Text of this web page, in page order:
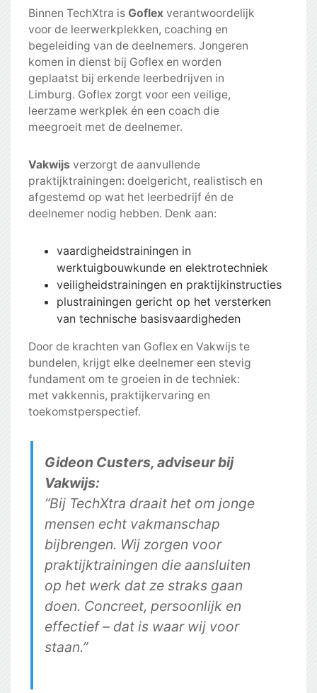
Binnen TechXtra is Goflexverantwoordelijk
voor de leerwerkplekken, coaching en
begeleiding van de deelnemers. Jongeren
komen in dienst bij Goflex en worden
geplaatst bij erkende leerbedrijven in
Limburg. Goflex zorgt voor een veilige,
leerzame werkplek én een coach die
meegroeit met de deelnemer.
Vakwijsverzorgt de aanvullende
praktijktrainingen: doelgericht, realistisch en
afgestemd op wat het leerbedrijf én de
deelnemer nodig hebben. Denk aan:
vaardigheidstrainingen in
werktuigbouwkunde en elektrotechniek
veiligheidstrainingen en praktijkinstructies
plustrainingen gericht op het versterken
van technische basisvaardigheden
Door de krachten van Goflex en Vakwijs te
bundelen, krijgt elke deelnemer een stevig
fundament om te groeien in de techniek:
met vakkennis, praktijkervaring en
toekomstperspectief.
Gideon Custers, adviseur bij
Vakwijs:
“Bij TechXtra draait het om jonge
mensen echt vakmanschap
bijbrengen. Wij zorgen voor
praktijktrainingen die aansluiten
op het werk dat ze straks gaan
doen. Concreet, persoonlijk en
effectief – dat is waar wij voor
staan.”